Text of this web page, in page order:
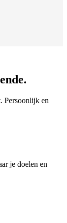
.
Persoonlijk en
je doelen en